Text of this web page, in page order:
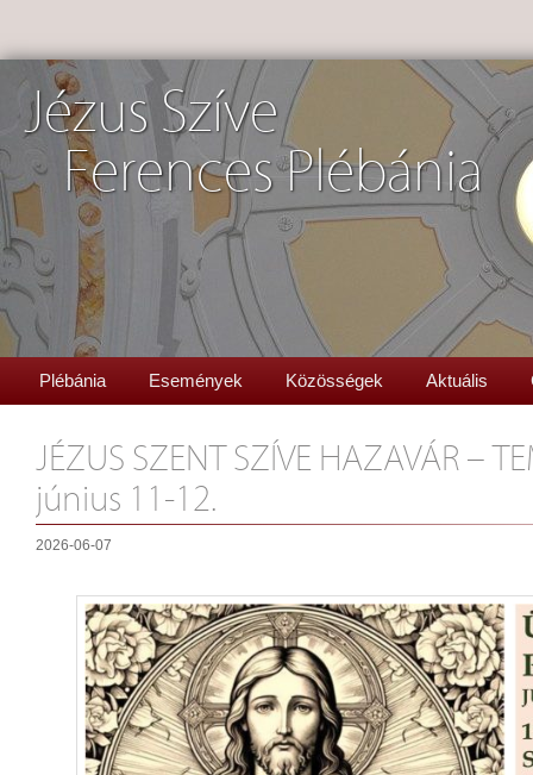
Jézus Szíve
Ferences Plébánia
Plébánia Események Közösségek Aktuális
JÉZUS SZENT SZÍVE HAZAVÁR –
június 11-12.
2026-06-07